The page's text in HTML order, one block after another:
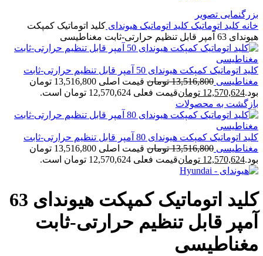
بزرگنمایی تصویر
خانه کلید اتوماتیک کلید اتوماتیک هیوندای کلید اتوماتیک کمپکت
هیوندای 63 آمپر قابل تنظیم حرارتی-ثابت مغناطیسی
کلید اتوماتیک کمپکت هیوندای 50 آمپر قابل تنظیم حرارتی-ثابت
مغناطیسی 13,516,800 تومان
قیمت اصلی 13,516,800 تومان
بود.12,570,624 تومانقیمت فعلی 12,570,624 تومان است.
بازگشت به محصولات
کلید اتوماتیک کمپکت هیوندای 80 آمپر قابل تنظیم حرارتی-ثابت
مغناطیسی 13,516,800 تومان
قیمت اصلی 13,516,800 تومان
بود.12,570,624 تومانقیمت فعلی 12,570,624 تومان است.
کلید اتوماتیک کمپکت هیوندای 63
آمپر قابل تنظیم حرارتی-ثابت
مغناطیسی